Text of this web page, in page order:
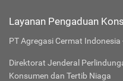
Layanan Pengaduan
PT Agregasi Cermat
Direktorat Jenderal
Konsumen dan Tertib Niaga